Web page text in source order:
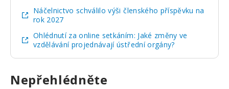
Náčelnictvo schválilo výši členského příspěvku na
rok 2027
Ohlédnutí za online setkáním: Jaké změny ve
vzdělávání projednávají ústřední orgány?
Nepřehlédněte